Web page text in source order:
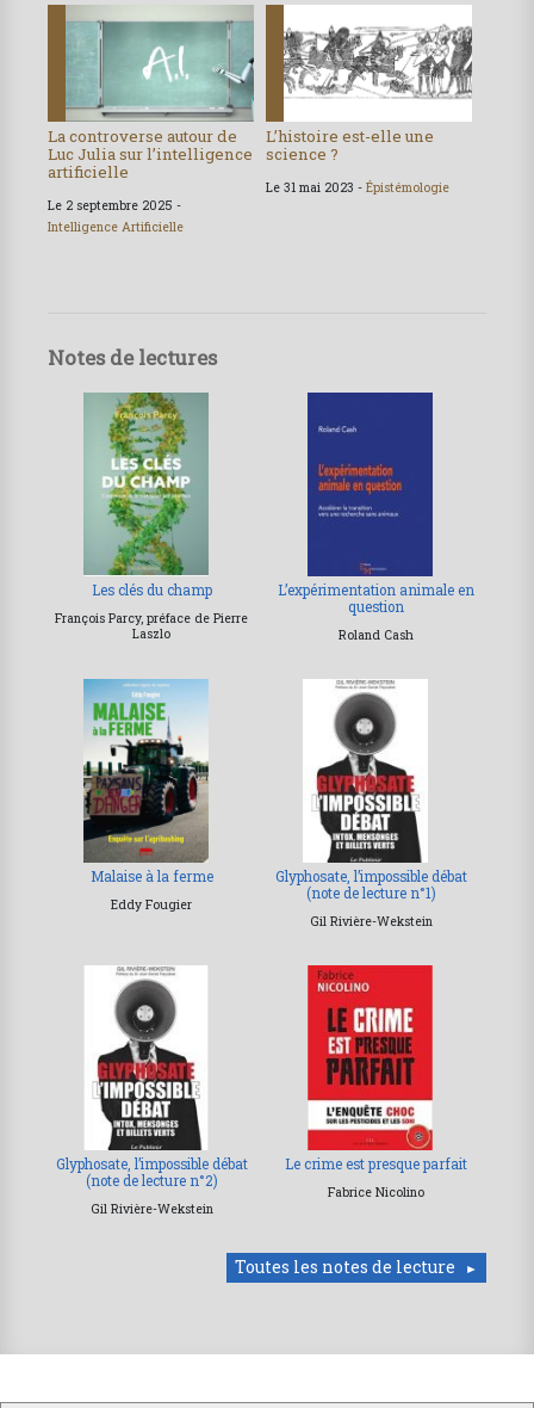
La controverse autour de
Luc Julia sur l’intelligence
artificielle
Le 2 septembre 2025 -
Intelligence Artificielle
L’histoire est-elle une
science ?
Le 31 mai 2023 - Épistémologie
Notes de lectures
Les clés du champ
François Parcy, préface de Pierre
Laszlo
L’expérimentation animale en
question
Roland Cash
Malaise à la ferme
Eddy Fougier
Glyphosate, l’impossible débat
(note de lecture n°1)
Gil Rivière-Wekstein
Glyphosate, l’impossible débat
(note de lecture n°2)
Gil Rivière-Wekstein
Le crime est presque parfait
Fabrice Nicolino
Toutes les notes de lecture